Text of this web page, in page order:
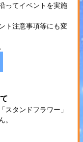
ってイベントを実施
ト注意事項等にも変
スタンドフラワー」
。